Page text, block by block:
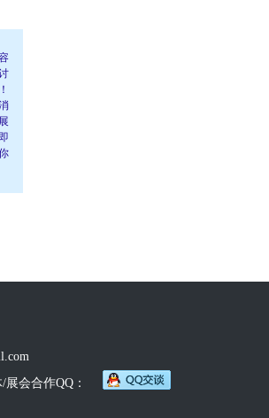
会合作QQ：